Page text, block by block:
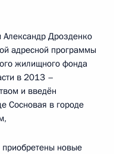
Александр Дрозденко
адресной программы
жилищного фонда
в 2013 –
и введён
Сосновая в городе
новые